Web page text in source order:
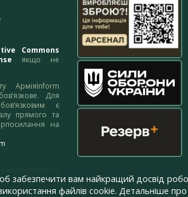
Commons
якщо не
АрміяInform
Для
є
прямого та
на
забезпечити вам найкращий досвід
файлів cookie. Детальніше про